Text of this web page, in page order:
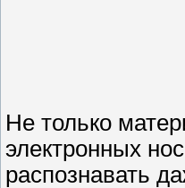
Не только
электронных
распознавать